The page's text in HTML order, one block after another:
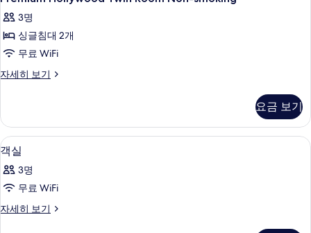
두
보
기
세
히
기
Hollywood
Twin
Room
Non-
smoking
모
두
보
기
3명
싱글침대 2개
무료 WiFi
자세히 보기
Premium
Non-
smoking
자
세
히
보
요금 보기
객
실
사
진
모
저자극성 침구, 오리/거위털 이불, 객실
7
객실
3명
무료 WiFi
자세히 보기
객